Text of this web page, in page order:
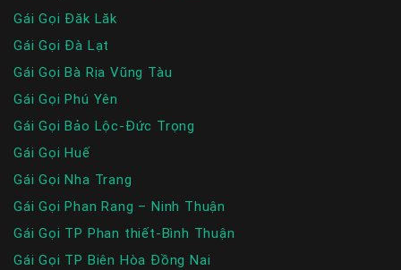
Gái Gọi Đăk Lăk
Gái Gọi Đà Lạt
Gái Gọi Bà Rịa Vũng Tàu
Gái Gọi Phú Yên
Gái Gọi Bảo Lộc-Đức Trọng
Gái Gọi Huế
Gái Gọi Nha Trang
Gái Gọi Phan Rang – Ninh Thuận
Gái Gọi TP Phan thiết-Bình Thuận
Gái Gọi TP Biên Hòa Đồng Nai